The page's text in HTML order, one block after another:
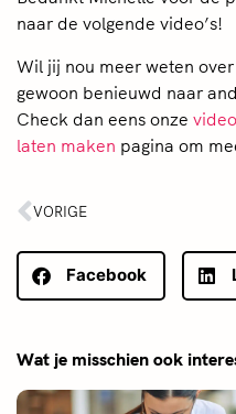
naar de volgende video’s!
Wil jij nou meer weten
gewoon benieuwd naar
Check dan eens onze
laten maken pagina om
VORIGE
Facebook
Wat je misschien ook